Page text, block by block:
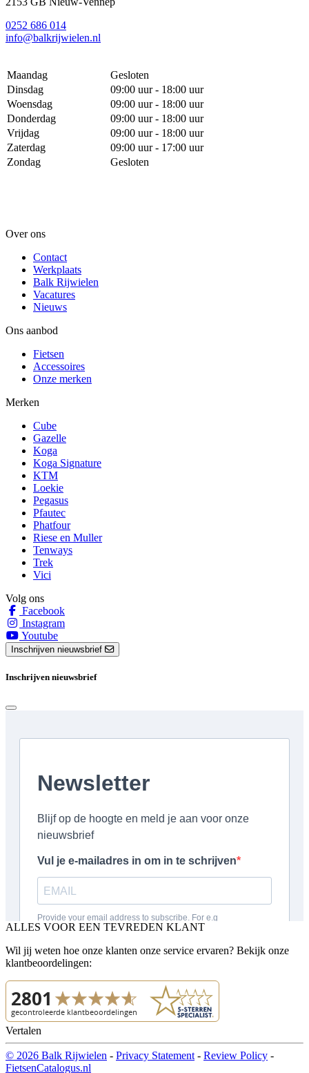
0252 686 014
info@balkrijwielen.nl
Maandag
Gesloten
Dinsdag
09:00 uur - 18:00 uur
Woensdag
09:00 uur - 18:00 uur
Donderdag
09:00 uur - 18:00 uur
Vrijdag
09:00 uur - 18:00 uur
Zaterdag
09:00 uur - 17:00 uur
Zondag
Gesloten
Over ons
Contact
Werkplaats
Balk Rijwielen
Vacatures
Nieuws
Ons aanbod
Fietsen
Accessoires
Onze merken
Merken
Cube
Gazelle
Koga
Koga Signature
KTM
Loekie
Pegasus
Pfautec
Phatfour
Riese en Muller
Tenways
Trek
Vici
Volg ons
Facebook
Instagram
Youtube
Inschrijven nieuwsbrief
Inschrijven nieuwsbrief
ALLES VOOR EEN TEVREDEN KLANT
Wil jij weten hoe onze klanten onze service ervaren? Bekijk onze
klantbeoordelingen:
Vertalen
© 2026 Balk Rijwielen - Privacy Statement - Review Policy -
FietsenCatalogus.nl